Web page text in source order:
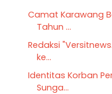
Camat Karawang
Tahun ...
Redaksi
ke...
Identitas Korban
Sunga...